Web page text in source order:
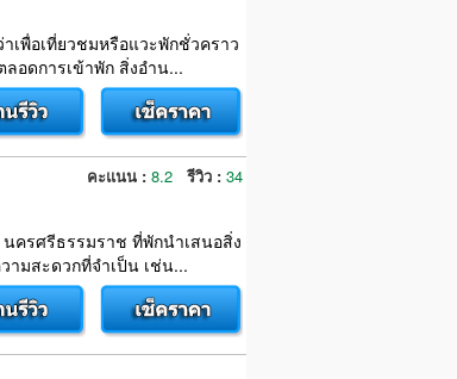
พื่อเที่ยวชมหรือแวะพักชั่วคราว
อดการเข้าพัก สิ่งอำน...
คะแนน : 8.2 รีวิว : 34
ครศรีธรรมราช ที่พักนำเสนอสิ่ง
มสะดวกที่จำเป็น เช่น...